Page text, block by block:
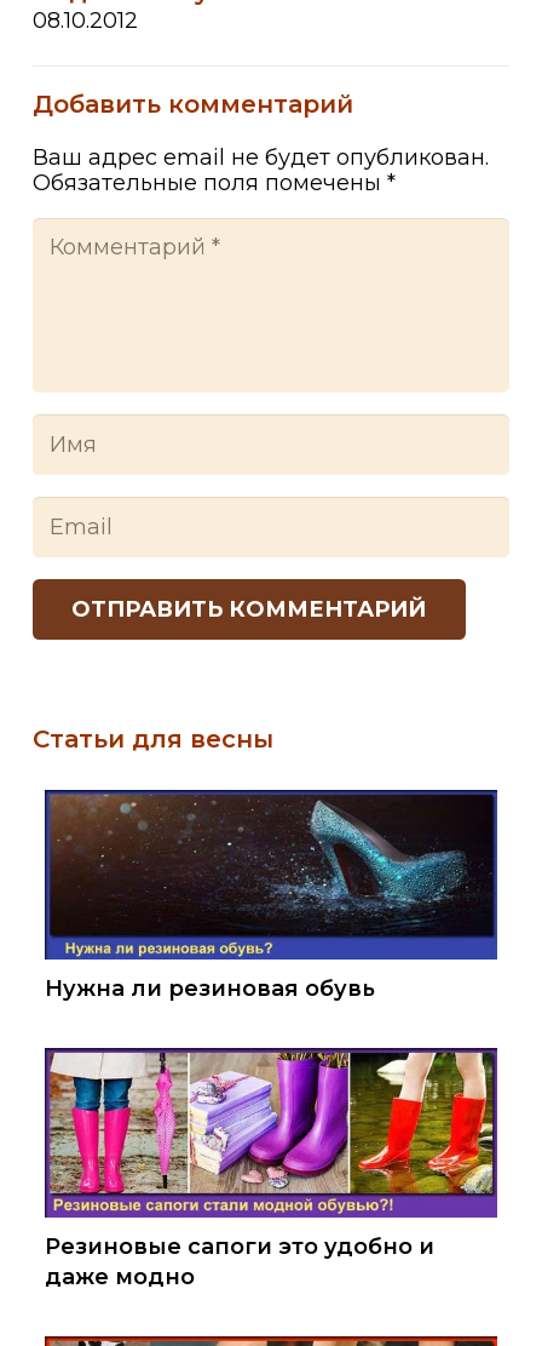
08.10.2012
Добавить комментарий
Ваш адрес email не будет опубликован.
Обязательные поля помечены *
ОТПРАВИТЬ КОММЕНТАРИЙ
Статьи для весны
Нужна ли резиновая обувь
Резиновые сапоги это удобно и
даже модно